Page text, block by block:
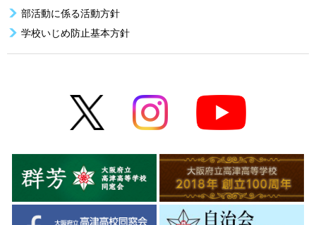
部活動に係る活動方針
学校いじめ防止基本方針